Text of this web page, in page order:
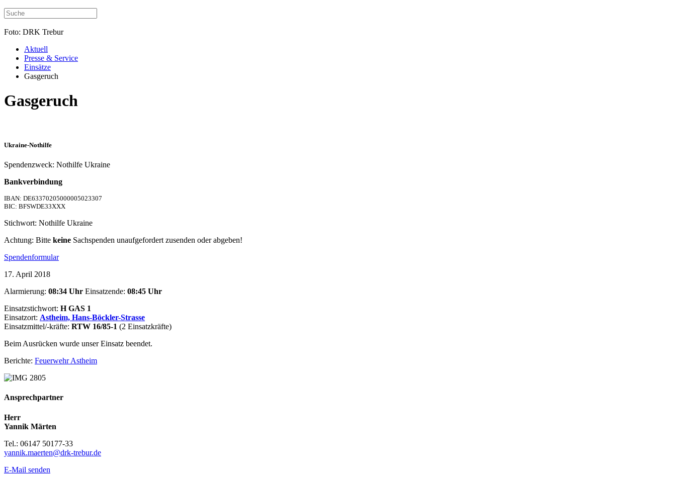
Foto: DRK Trebur
Aktuell
Presse & Service
Einsätze
Gasgeruch
Gasgeruch
Ukraine-Nothilfe
Spendenzweck: Nothilfe Ukraine
Bankverbindung
IBAN: DE63370205000005023307
BIC: BFSWDE33XXX
Stichwort: Nothilfe Ukraine
Achtung: Bitte keine Sachspenden unaufgefordert zusenden oder abgeben!
Spendenformular
17. April 2018
Alarmierung: 08:34 Uhr Einsatzende: 08:45 Uhr
Einsatzstichwort: H GAS 1
Einsatzort: Astheim, Hans-Böckler-Strasse
Einsatzmittel/-kräfte: RTW 16/85-1 (2 Einsatzkräfte)
Beim Ausrücken wurde unser Einsatz beendet.
Berichte: Feuerwehr Astheim
Ansprechpartner
Herr
Yannik Märten
Tel.: 06147 50177-33
yannik.maerten@drk-trebur.de
E-Mail senden